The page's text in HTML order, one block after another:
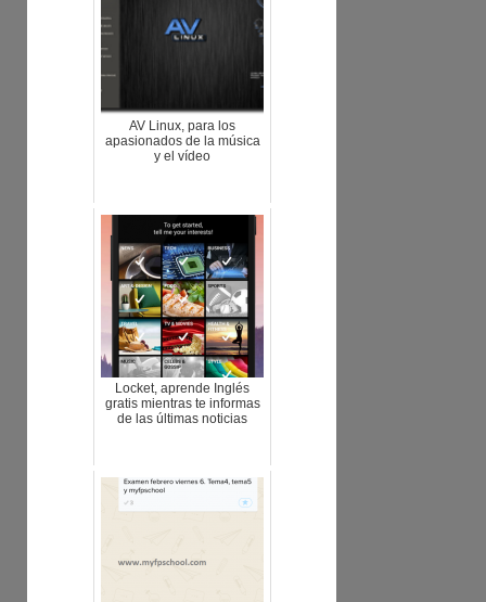
AV Linux, para los
apasionados de la música
y el vídeo
Locket, aprende Inglés
gratis mientras te informas
de las últimas noticias